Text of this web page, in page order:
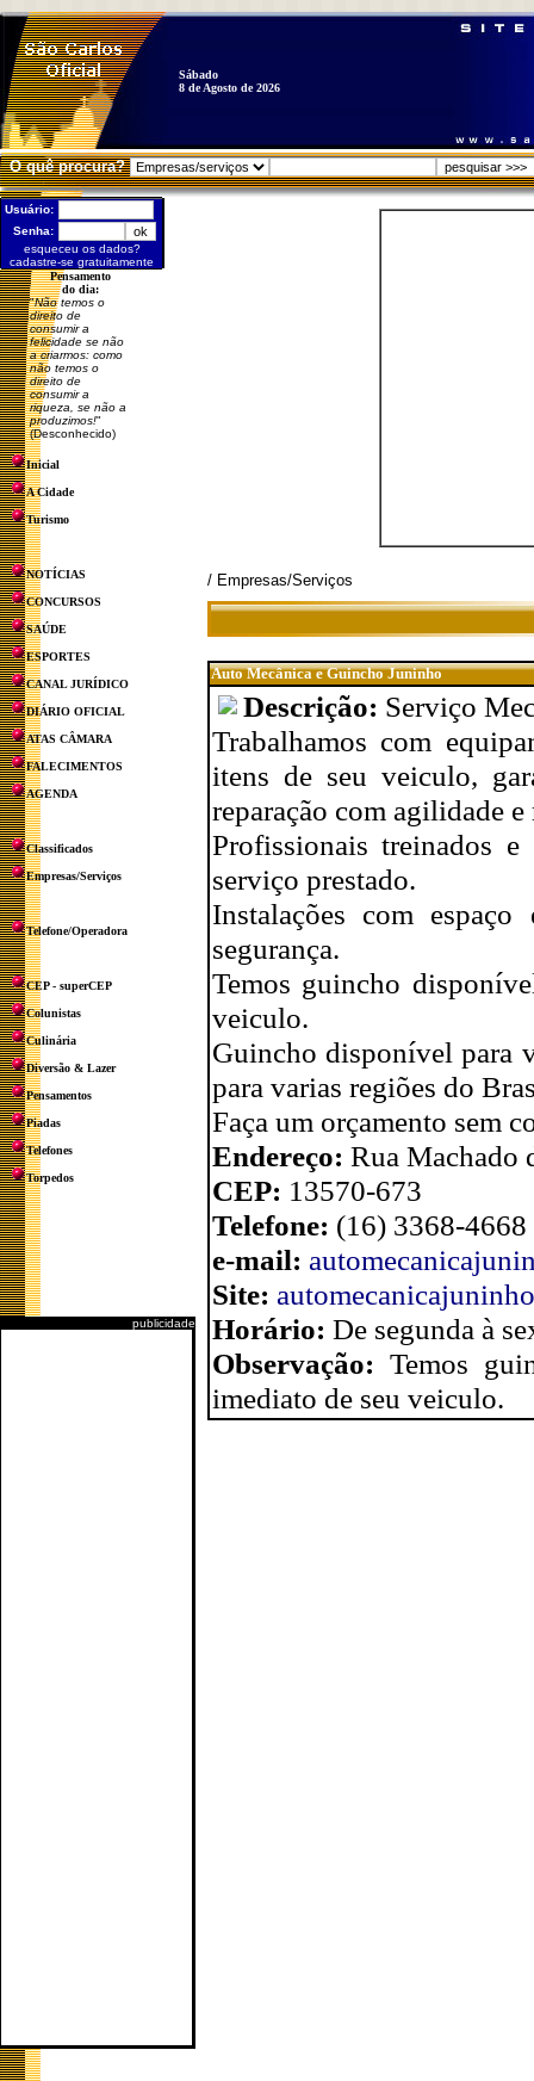
Sábado
8 de Agosto de 2026
O quê procura?
Usuário:
Senha:
esqueceu os dados?
cadastre-se gratuitamente
Pensamento
do dia:
"Não temos o
direito de
consumir a
felicidade se não
a criarmos: como
não temos o
direito de
consumir a
riqueza, se não a
produzimos!"
(Desconhecido)
Inicial
A Cidade
Turismo
NOTÍCIAS
CONCURSOS
SAÚDE
ESPORTES
CANAL JURÍDICO
DIÁRIO OFICIAL
ATAS CÂMARA
FALECIMENTOS
AGENDA
Classificados
Empresas/Serviços
Telefone/Operadora
CEP - superCEP
Colunistas
Culinária
Diversão & Lazer
Pensamentos
Piadas
Telefones
Torpedos
publicidade
/ Empresas/Serviços
Auto Mecânica e Guincho Juninho
Descrição: Serviço
Trabalhamos com
itens de seu veiculo,
reparação com agilidade e
Profissionais treinados
serviço prestado.
Instalações com
segurança.
Temos guincho
veiculo.
Guincho disponível para
para varias regiões do
Faça um orçamento sem
Endereço: Rua Machado
CEP: 13570-673
Telefone: (16) 3368-
e-mail:
Site:
Horário: De segunda à
Observação: Temos
imediato de seu veiculo.